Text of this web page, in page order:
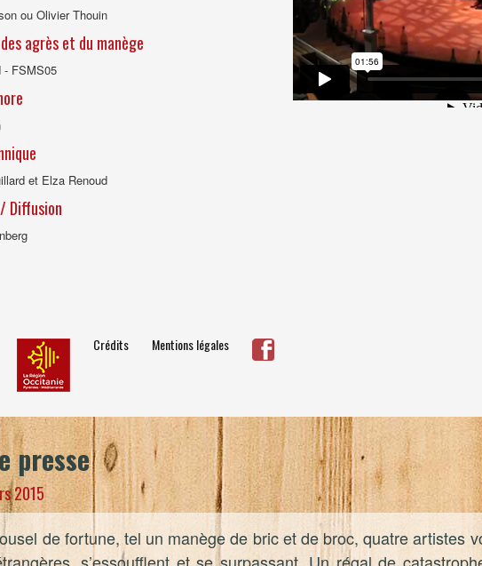
ou Olivier Thouin
agrès et du manège
- FSMS05
et Elza Renoud
Diffusion
Crédits Mentions légales
presse
2015
de fortune, tel un manège de bric et de broc, quatre artistes